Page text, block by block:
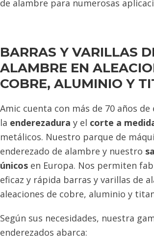
de alambre para numerosas
BARRAS Y VARILLAS
ALAMBRE EN
COBRE, ALUMINIO Y
Amic cuenta con más de 70 años de
la enderezadura y el corte a
metálicos. Nuestro parque de
enderezado de alambre y nuestro
únicos en Europa. Nos permiten
eficaz y rápida barras y varillas de
aleaciones de cobre, aluminio y
Según sus necesidades, nuestra
enderezados abarca: